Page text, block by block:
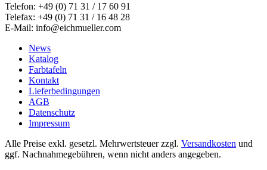
Telefon: +49 (0) 71 31 / 17 60 91
Telefax: +49 (0) 71 31 / 16 48 28
E-Mail: info@eichmueller.com
News
Katalog
Farbtafeln
Kontakt
Lieferbedingungen
AGB
Datenschutz
Impressum
Alle Preise exkl. gesetzl. Mehrwertsteuer zzgl. Versandkosten und
ggf. Nachnahmegebühren, wenn nicht anders angegeben.